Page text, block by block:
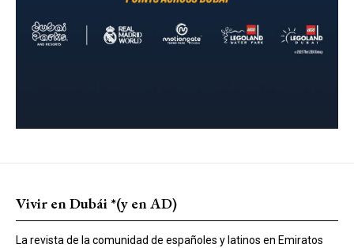
Vivir en Dubái *(y en AD)
La revista de la comunidad de españoles y latinos en Emiratos